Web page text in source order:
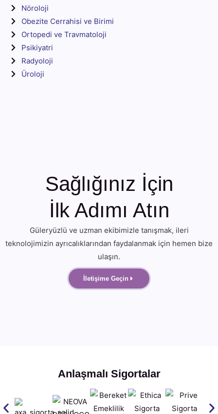
Nöroloji
Obezite Cerrahisi ve Birimi
Ortopedi ve Travmatoloji
Psikiyatri
Radyoloji
Üroloji
Sağlığınız İçin
İlk Adımı Atın
Güleryüzlü ve uzman ekibimizle tanışmak, ileri
teknolojimizin ayrıcalıklarından faydalanmak için hemen bize
ulaşın.
İletişime Geçin
Anlaşmalı Sigortalar